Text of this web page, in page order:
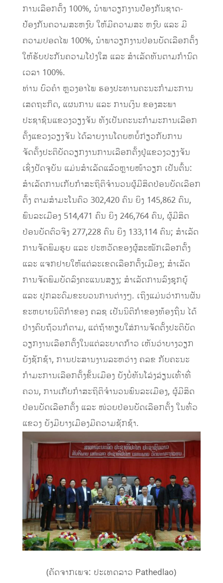
ການເລືອກຕັ້ງ 100%, ນໍາພາວຽກງານປ້ອງກັນຊາດ-
ປ້ອງກັນຄວາມສະຫງົບ ໃຫ້ມີຄວາມສະ ຫງົບ ແລະ ມີ
ຄວາມປອດໄພ 100%, ນໍາພາວຽກງານປ່ອນບັດເລືອກຕັ້ງ
ໃຫ້ຮັບປະກັນຄວາມໂປ່ງໃສ ແລະ ສໍາເລັດທັນຕາມກໍານົດ
ເວລາ 100%.
ທ່ານ ບົວຄຳ ຫຼວງອາໄພ ຮອງປະທານຄະນະກຳມະການ
ເສດຖະກິດ, ແຜນການ ແລະ ການເງິນ ຂອງສະພາ
ປະຊາຊົນແຂວງວຽງຈັນ ທັງເປັນຄະນະກຳມະການເລືອກ
ຕັ້ງແຂວງວຽງຈັນ ໄດ້ລາຍງານໂດຍຫຍໍ້ກ່ຽວກັບການ
ຈັດຕັ້ງປະຕິບັດວຽກງານການເລືອກຕັ້ງຢູ່ແຂວງວຽງຈັນ
ເຊິ່ງປັດຈຸບັນ ແມ່ນສຳເລັດແລ້ວຫຼາຍໜ້າວຽກ ເປັນຕົ້ນ:
ສຳເລັດການເກັບກຳສະຖິຕິຈຳນວນຜູ້ມີສິດປ່ອນບັດເລືອກ
ຕັ້ງ ຕາມສຳມະໂນຄົວ 302,420 ຄົນ ຍິງ 145,862 ຄົນ,
ພົນລະເມືອງ 514,471 ຄົນ ຍິງ 246,764 ຄົນ, ຜູ້ມີສິດ
ປ່ອນບັດຕົວຈິງ 277,228 ຄົນ ຍິງ 133,114 ຄົນ; ສຳເລັດ
ການຈັດພິມຮູບ ແລະ ປະຫວັດຂອງຜູ້ສະໝັກເລືອກຕັ້ງ
ແລະ ແຈກຢາຍໃຫ້ແຕ່ລະເຂດເລືອກຕັ້ງເມືອງ; ສຳເລັດ
ການຈັດພິມບັດລົງຄະແນນສຽງ; ສຳເລັດການລົງຊຸກຍູ້
ແລະ ປຸກລະດົມຂະບວນການຕ່າງໆ. ເຖິງແມ່ນວ່າການຜັນ
ຂະຫຍາຍນິຕິກຳຂອງ ຄລຊ ເປັນນິຕິກຳຂອງທ້ອງຖິ່ນ ໄດ້
ຢ່າງຄົບຖ້ວນກໍຕາມ, ແຕ່ຖ້າທຽບໃສ່ການຈັດຕັ້ງປະຕິບັດ
ວຽກງານເລືອກຕັ້ງໃນແຕ່ລະບາດກ້າວ ເຫັນວ່າບາງວຽກ
ຍັງຊັກຊ້າ, ການປະສານງານລະຫວ່າງ ຄລຂ ກັບຄະນະ
ກຳມະການເລືອກຕັ້ງຂັ້ນເມືອງ ຍັງບໍ່ທັນໂລ່ງລ່ຽນເທົ່າທີ່
ຄວນ, ການເກັບກຳສະຖິຕິຈຳນວນພົນລະເມືອງ, ຜູ້ມີສິດ
ປ່ອນບັດເລືອກຕັ້ງ ແລະ ໜ່ວຍປ່ອນບັດເລືອກຕັ້ງ ໃນທົ່ວ
ແຂວງ ຍັງມີບາງເມືອງມີຄວາມຊັກຊ້າ.
(ຄັດຈາກເພຈ: ປະເທດລາວ Pathedlao)